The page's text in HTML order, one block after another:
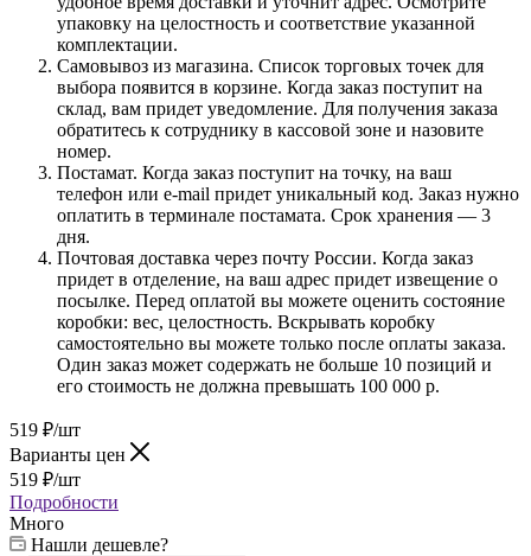
упаковку на целостность и соответствие указанной
комплектации.
Самовывоз из магазина. Список торговых точек для
выбора появится в корзине. Когда заказ поступит на
склад, вам придет уведомление. Для получения заказа
обратитесь к сотруднику в кассовой зоне и назовите
номер.
Постамат. Когда заказ поступит на точку, на ваш
телефон или e-mail придет уникальный код. Заказ нужно
оплатить в терминале постамата. Срок хранения — 3
дня.
Почтовая доставка через почту России. Когда заказ
придет в отделение, на ваш адрес придет извещение о
посылке. Перед оплатой вы можете оценить состояние
коробки: вес, целостность. Вскрывать коробку
самостоятельно вы можете только после оплаты заказа.
Один заказ может содержать не больше 10 позиций и
его стоимость не должна превышать 100 000 р.
519 ₽/шт
Варианты цен
519 ₽/шт
Подробности
Много
Нашли дешевле?